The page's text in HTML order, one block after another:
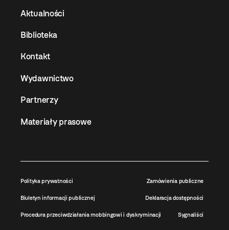
Aktualności
Biblioteka
Kontakt
Wydawnictwo
Partnerzy
Materiały prasowe
Polityka prywatności Zamówienia publiczne
Biuletyn informacji publicznej Deklaracja dostępności
Procedura przeciwdziałania mobbingowi i dyskryminacji Sygnaliści